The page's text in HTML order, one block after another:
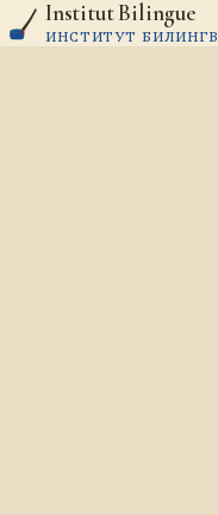
Aller au contenu
Institut Bilingue
ИНСТИТУТ БИЛИНГВ